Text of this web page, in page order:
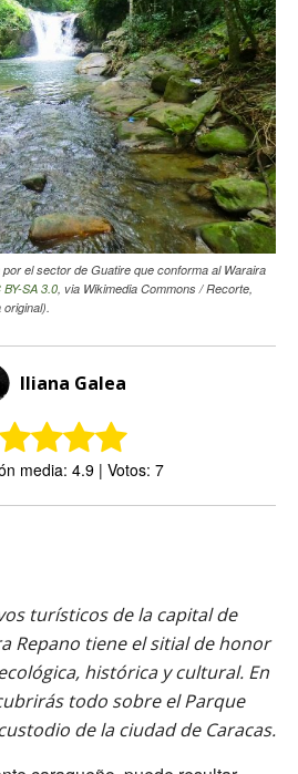
el sector de Guatire que conforma al Waraira
BY-SA 3.0, via Wikimedia Commons / Recorte,
Iliana Galea
media: 4.9 | Votos: 7
turísticos de la capital de
Repano tiene el sitial de honor
histórica y cultural. En
todo sobre el Parque
de la ciudad de Caracas.